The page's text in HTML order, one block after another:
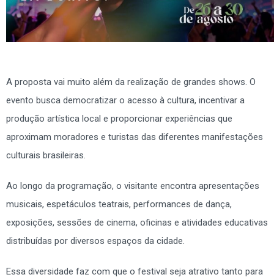
A proposta vai muito além da realização de grandes shows. O
evento busca democratizar o acesso à cultura, incentivar a
produção artística local e proporcionar experiências que
aproximam moradores e turistas das diferentes manifestações
culturais brasileiras.
Ao longo da programação, o visitante encontra apresentações
musicais, espetáculos teatrais, performances de dança,
exposições, sessões de cinema, oficinas e atividades educativas
distribuídas por diversos espaços da cidade.
Essa diversidade faz com que o festival seja atrativo tanto para